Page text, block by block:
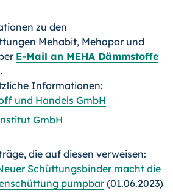
zu den
Mehabit, Mehapor und
E-Mail an MEHA Dämmstoffe
Informationen:
und Handels GmbH
GmbH
die auf diesen verweisen:
Schüttungsbinder macht die
pumpbar(01.06.2023)